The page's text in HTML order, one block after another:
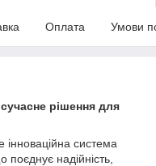
Оплата Умови
рішення для
система
надійність,